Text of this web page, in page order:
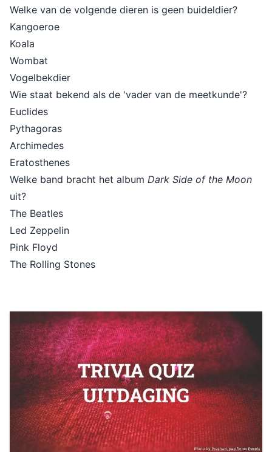
Welke van de volgende dieren is geen buideldier?
Kangoeroe
Koala
Wombat
Vogelbekdier
Wie staat bekend als de 'vader van de meetkunde'?
Euclides
Pythagoras
Archimedes
Eratosthenes
Welke band bracht het album Dark Side of the Moon
uit?
The Beatles
Led Zeppelin
Pink Floyd
The Rolling Stones